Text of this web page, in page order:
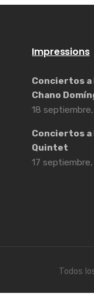
Impressions
Conciertos a
Chano
18
Conciertos a
Quintet
17
Todos